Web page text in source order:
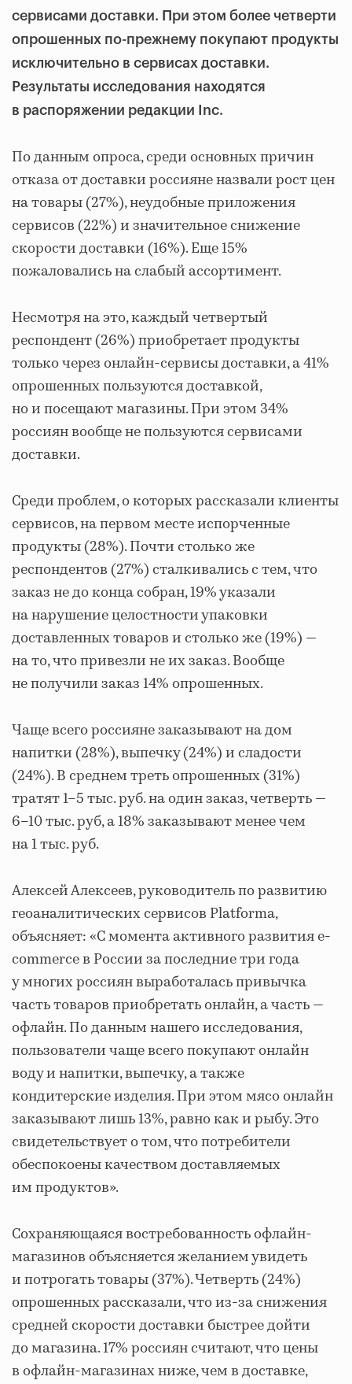
сервисами доставки. При этом более четверти
опрошенных по-прежнему покупают продукты
исключительно в сервисах доставки.
Результаты исследования находятся
в распоряжении редакции Inc.
По данным опроса, среди основных причин
отказа от доставки россияне назвали рост цен
на товары (27%), неудобные приложения
сервисов (22%) и значительное снижение
скорости доставки (16%). Еще 15%
пожаловались на слабый ассортимент.
Несмотря на это, каждый четвертый
респондент (26%) приобретает продукты
только через онлайн-сервисы доставки, а 41%
опрошенных пользуются доставкой,
но и посещают магазины. При этом 34%
россиян вообще не пользуются сервисами
доставки.
Среди проблем, о которых рассказали клиенты
сервисов, на первом месте испорченные
продукты (28%). Почти столько же
респондентов (27%) сталкивались с тем, что
заказ не до конца собран, 19% указали
на нарушение целостности упаковки
доставленных товаров и столько же (19%) —
на то, что привезли не их заказ. Вообще
не получили заказ 14% опрошенных.
Чаще всего россияне заказывают на дом
напитки (28%), выпечку (24%) и сладости
(24%). В среднем треть опрошенных (31%)
тратят 1–5 тыс. руб. на один заказ, четверть —
6–10 тыс. руб, а 18% заказывают менее чем
на 1 тыс. руб.
Алексей Алексеев, руководитель по развитию
геоаналитических сервисов Platforma,
объясняет: «С момента активного развития e-
commerce в России за последние три года
у многих россиян выработалась привычка
часть товаров приобретать онлайн, а часть —
офлайн. По данным нашего исследования,
пользователи чаще всего покупают онлайн
воду и напитки, выпечку, а также
кондитерские изделия. При этом мясо онлайн
заказывают лишь 13%, равно как и рыбу. Это
свидетельствует о том, что потребители
обеспокоены качеством доставляемых
им продуктов».
Сохраняющаяся востребованность офлайн-
магазинов объясняется желанием увидеть
и потрогать товары (37%). Четверть (24%)
опрошенных рассказали, что из-за снижения
средней скорости доставки быстрее дойти
до магазина. 17% россиян считают, что цены
в офлайн-магазинах ниже, чем в доставке,